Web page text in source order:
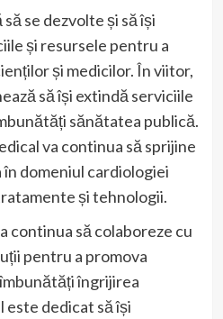
se dezvolte și să își
și resursele pentru a
și medicilor. În viitor,
să își extindă serviciile
sănătatea publică.
va continua să sprijine
domeniul cardiologiei
și tehnologii.
continua să colaboreze cu
pentru a promova
îngrijirea
este dedicat să își